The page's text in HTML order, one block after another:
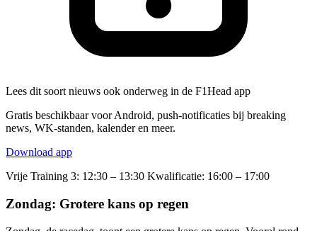
Lees dit soort nieuws ook onderweg in de F1Head app
Gratis beschikbaar voor Android, push-notificaties bij breaking
news, WK-standen, kalender en meer.
Download app
Vrije Training 3: 12:30 – 13:30 Kwalificatie: 16:00 – 17:00​​
Zondag: Grotere kans op regen